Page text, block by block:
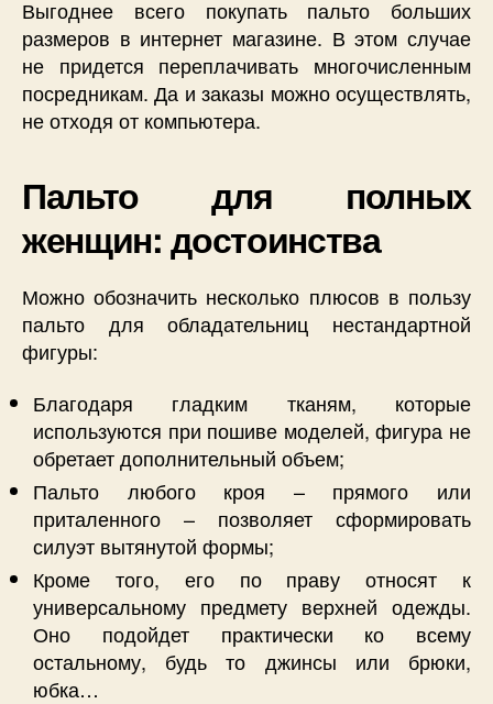
Выгоднее всего покупать пальто больших
размеров в интернет магазине. В этом случае
не придется переплачивать многочисленным
посредникам. Да и заказы можно осуществлять,
не отходя от компьютера.
Пальто для полных
женщин: достоинства
Можно обозначить несколько плюсов в пользу
пальто для обладательниц нестандартной
фигуры:
Благодаря гладким тканям, которые
используются при пошиве моделей, фигура не
обретает дополнительный объем;
Пальто любого кроя – прямого или
приталенного – позволяет сформировать
силуэт вытянутой формы;
Кроме того, его по праву относят к
универсальному предмету верхней одежды.
Оно подойдет практически ко всему
остальному, будь то джинсы или брюки,
юбка…